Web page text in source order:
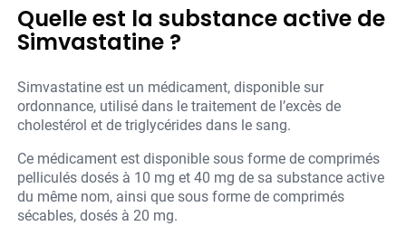
Quelle est la substance active de
Simvastatine ?
Simvastatine est un médicament, disponible sur
ordonnance, utilisé dans le traitement de l’excès de
cholestérol et de triglycérides dans le sang.
Ce médicament est disponible sous forme de comprimés
pelliculés dosés à 10 mg et 40 mg de sa substance active
du même nom, ainsi que sous forme de comprimés
sécables, dosés à 20 mg.